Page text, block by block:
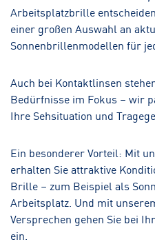
Arbeitsplatzbrille
einer großen Auswahl an
Sonnenbrillenmodellen für
Auch bei Kontaktlinsen
Bedürfnisse im Fokus – wir
Ihre Sehsituation und
Ein besonderer Vorteil: Mit
erhalten Sie attraktive
Brille – zum Beispiel als
Arbeitsplatz. Und mit
Versprechen gehen Sie bei
ein.